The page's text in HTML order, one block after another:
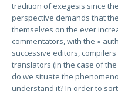
tradition of exegesis since
perspective demands that
themselves on the ever
commentators, with the «
successive editors,
translators (in the case of
do we situate the
understand it? In order to